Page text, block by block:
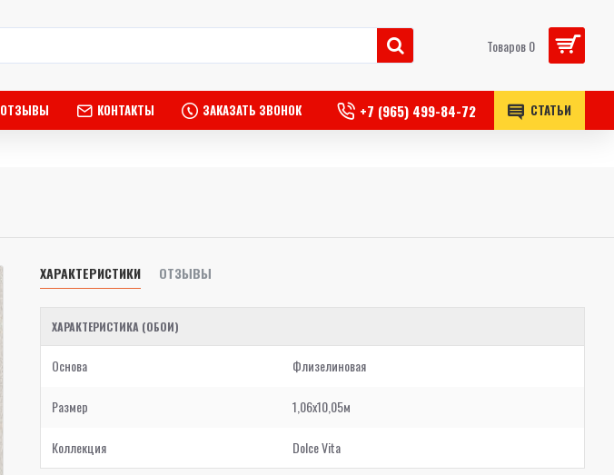
Товаров 0
ОТЗЫВЫ КОНТАКТЫ ЗАКАЗАТЬ ЗВОНОК +7 (965) 499-84-72 СТАТЬИ
ХАРАКТЕРИСТИКИ ОТЗЫВЫ
ХАРАКТЕРИСТИКА (ОБОИ)
Основа Флизелиновая
Размер 1,06x10,05м
Коллекция Dolce Vita